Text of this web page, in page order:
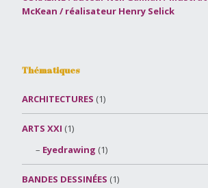
McKean / réalisateur Henry Selick
Thématiques
ARCHITECTURES (1)
ARTS XXI (1)
Eyedrawing (1)
BANDES DESSINÉES (1)